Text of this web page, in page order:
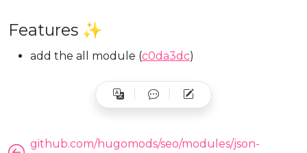
Features ✨
add the all module (c0da3dc)
github.com/hugomods/seo/modules/json-